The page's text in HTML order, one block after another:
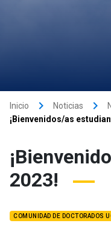
Inicio keyboard_arrow_right Noticias keyboard_arrow_right
¡Bienvenidos/as
2023!
COMUNIDAD DE DOCTORADOS